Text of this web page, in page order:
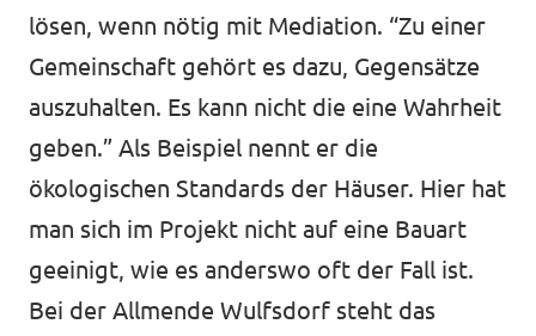
lösen, wenn nötig mit Mediation. “Zu einer
Gemeinschaft gehört es dazu, Gegensätze
auszuhalten. Es kann nicht die eine Wahrheit
geben.” Als Beispiel nennt er die
ökologischen Standards der Häuser. Hier hat
man sich im Projekt nicht auf eine Bauart
geeinigt, wie es anderswo oft der Fall ist.
Bei der Allmende Wulfsdorf steht das